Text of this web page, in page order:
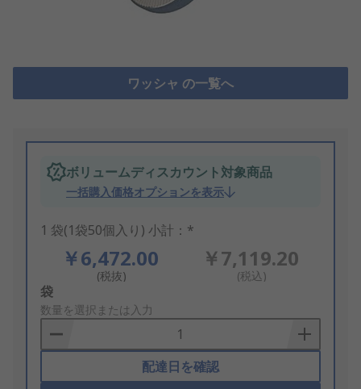
ワッシャ の一覧へ
ボリュームディスカウント対象商品
一括購入価格オプションを表示
1 袋(1袋50個入り) 小計：*
￥6,472.00
(税抜)
￥7,119.20
(税込)
Add
to
Basket
袋
数量を選択または入力
配達日を確認